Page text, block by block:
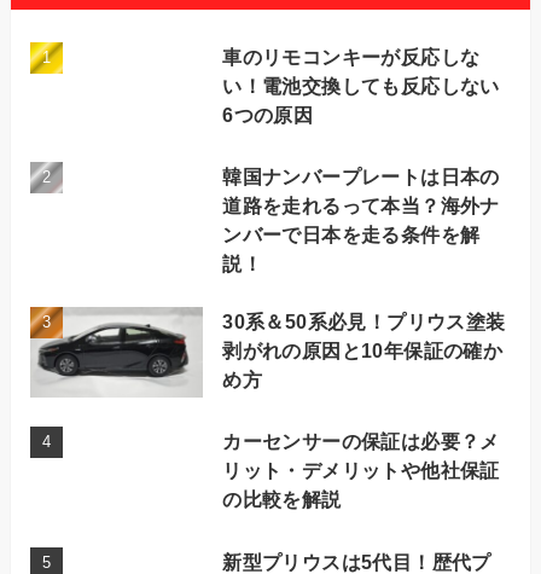
車のリモコンキーが反応しな
い！電池交換しても反応しない
6つの原因
韓国ナンバープレートは日本の
道路を走れるって本当？海外ナ
ンバーで日本を走る条件を解
説！
30系＆50系必見！プリウス塗装
剥がれの原因と10年保証の確か
め方
カーセンサーの保証は必要？メ
リット・デメリットや他社保証
の比較を解説
新型プリウスは5代目！歴代プ